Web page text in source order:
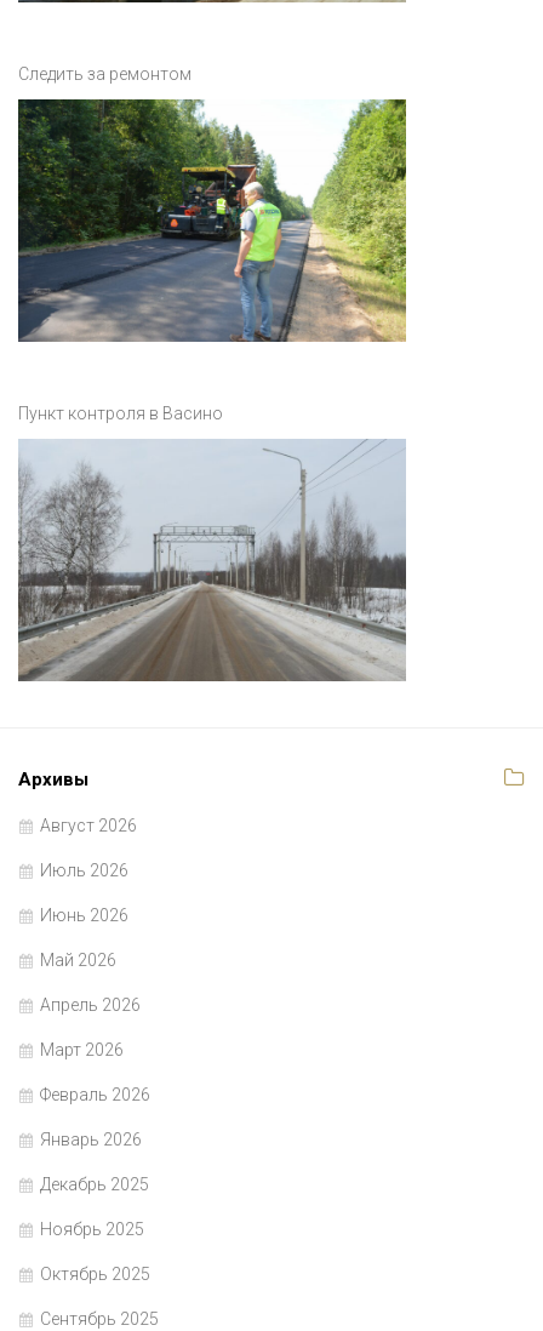
Следить за ремонтом
Пункт контроля в Васино
Архивы
Август 2026
Июль 2026
Июнь 2026
Май 2026
Апрель 2026
Март 2026
Февраль 2026
Январь 2026
Декабрь 2025
Ноябрь 2025
Октябрь 2025
Сентябрь 2025